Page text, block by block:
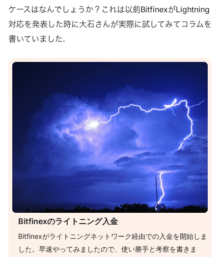
ケースはなんでしょうか？これは以前BitfinexがLightning
対応を発表した時に大石さんが実際に試してみてコラムを
書いていました.
Bitfinexのライトニング入金
Bitfinexがライトニングネットワーク経由での入金を開始しま
した。早速やってみましたので、使い勝手と考察を書きま